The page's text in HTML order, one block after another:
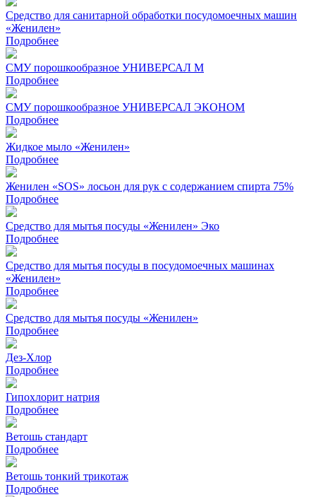
Средство для санитарной обработки посудомоечных машин
«Женилен»
Подробнее
СМУ порошкообразное УНИВЕРСАЛ М
Подробнее
СМУ порошкообразное УНИВЕРСАЛ ЭКОНОМ
Подробнее
Жидкое мыло «Женилен»
Подробнее
Женилен «SOS» лосьон для рук с содержанием спирта 75%
Подробнее
Средство для мытья посуды «Женилен» Эко
Подробнее
Средство для мытья посуды в посудомоечных машинах
«Женилен»
Подробнее
Средство для мытья посуды «Женилен»
Подробнее
Дез-Хлор
Подробнее
Гипохлорит натрия
Подробнее
Ветошь стандарт
Подробнее
Ветошь тонкий трикотаж
Подробнее